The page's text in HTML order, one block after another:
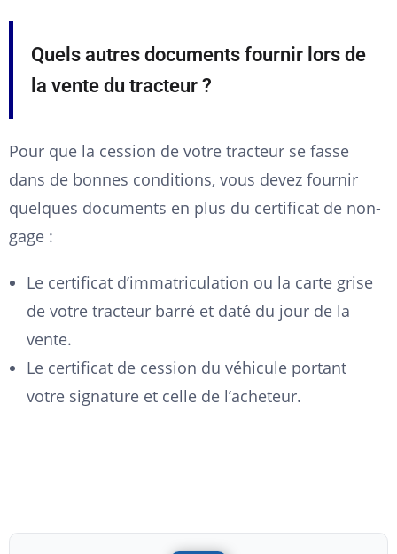
Quels autres documents fournir lors de
la vente du tracteur ?
Pour que la cession de votre tracteur se fasse
dans de bonnes conditions, vous devez fournir
quelques documents en plus du certificat de non-
gage :
Le certificat d’immatriculation ou la carte grise
de votre tracteur barré et daté du jour de la
vente.
Le certificat de cession du véhicule portant
votre signature et celle de l’acheteur.